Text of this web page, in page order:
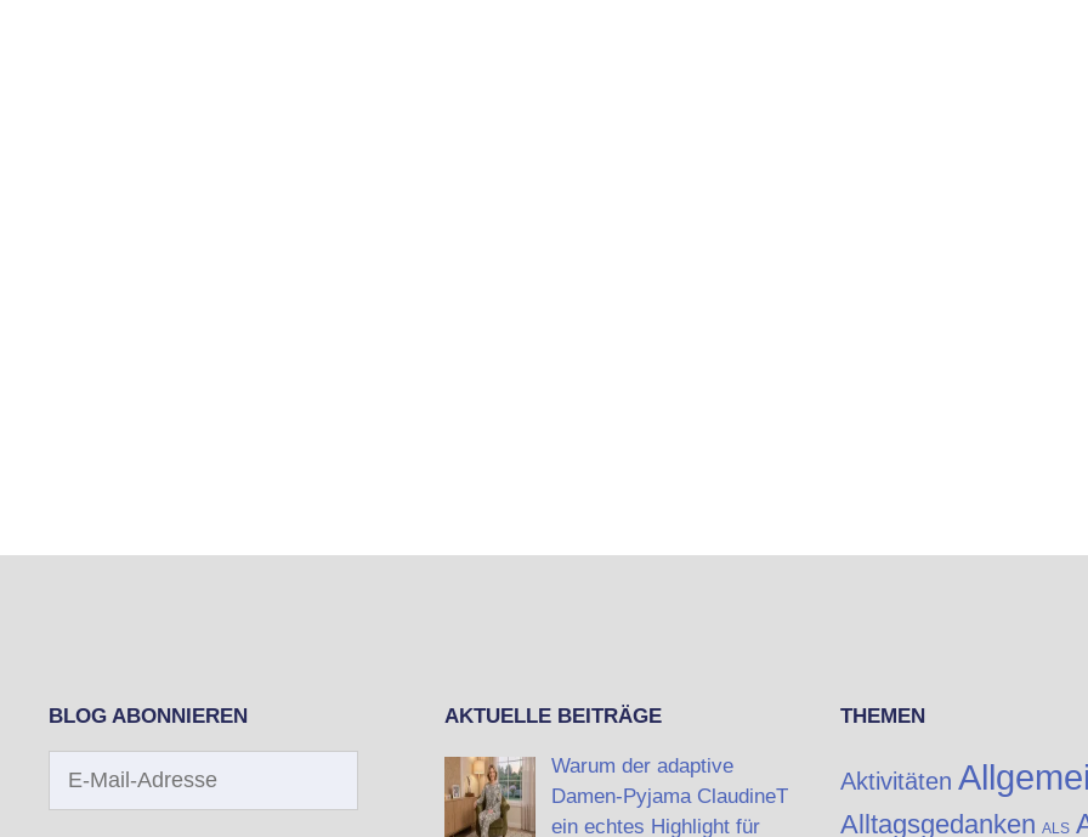
BLOG ABONNIEREN
Mail-
AKTUELLE BEITRÄGE
Warum der adaptive
Damen-Pyjama ClaudineT
ein echtes Highlight für
THEMEN
Aktivitäten
Alltagsgedanken ALS